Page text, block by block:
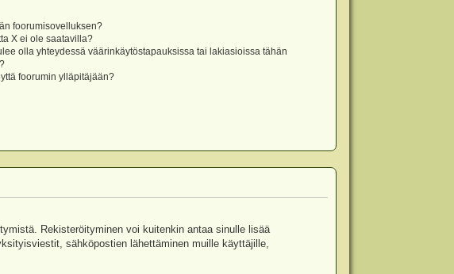
foorumisovelluksen?
X ei ole saatavilla?
olla yhteydessä väärinkäytöstapauksissa tai lakiasioissa tähän
foorumin ylläpitäjään?
Rekisteröityminen voi kuitenkin antaa sinulle lisää
sähköpostien lähettäminen muille käyttäjille,